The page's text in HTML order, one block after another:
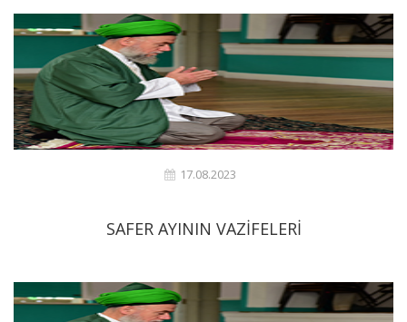
17.08.2023
SAFER AYININ VAZİFELERİ